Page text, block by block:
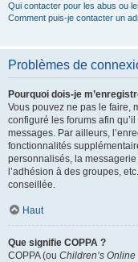
Qui contacter pour les abus ou
Comment puis-je contacter un
Problèmes de
Pourquoi dois-je
Vous pouvez ne pas le faire,
configuré les forums afin
messages. Par ailleurs,
fonctionnalités
personnalisés, la
l’adhésion à des groupes,
conseillée.
Haut
Que signifie COPPA ?
COPPA (ou Children’s